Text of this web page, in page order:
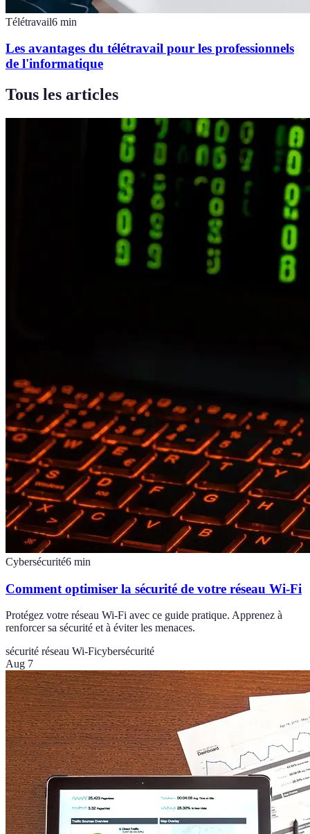
Télétravail6 min
Les avantages du télétravail pour les professionnels
de l'informatique
Tous les articles
Cybersécurité6 min
Comment optimiser la sécurité de votre réseau Wi-Fi
Protégez votre réseau Wi-Fi avec ce guide pratique. Apprenez à
renforcer sa sécurité et à éviter les menaces.
sécurité réseau Wi-Ficybersécurité
Aug 7